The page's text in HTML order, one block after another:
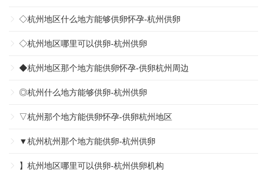
◇杭州地区什么地方能够供卵怀孕-杭州供卵
◇杭州地区哪里可以供卵-杭州供卵
◆杭州地区那个地方能供卵怀孕-供卵杭州周边
◎杭州什么地方能够供卵-杭州供卵
▽杭州那个地方能供卵怀孕-供卵杭州地区
▼杭州杭州那个地方能供卵-杭州供卵
】杭州地区哪里可以供卵-杭州供卵机构